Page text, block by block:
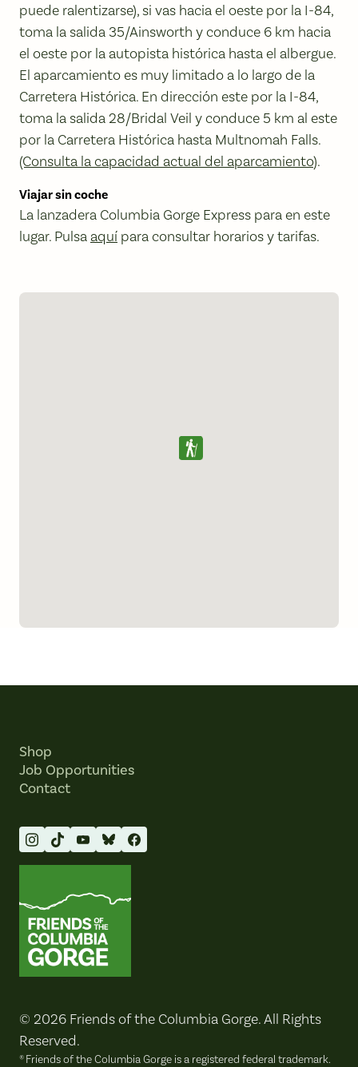
puede ralentizarse), si vas hacia el oeste por la I-84,
toma la salida 35/Ainsworth y conduce 6 km hacia
el oeste por la autopista histórica hasta el albergue.
El aparcamiento es muy limitado a lo largo de la
Carretera Histórica. En dirección este por la I-84,
toma la salida 28/Bridal Veil y conduce 5 km al este
por la Carretera Histórica hasta Multnomah Falls.
(Consulta la capacidad actual del aparcamiento).
Viajar sin coche
La lanzadera Columbia Gorge Express para en este
lugar. Pulsa aquí para consultar horarios y tarifas.
Shop
Job Opportunities
Contact
© 2026 Friends of the Columbia Gorge. All Rights
Reserved.
® Friends of the Columbia Gorge is a registered federal trademark.